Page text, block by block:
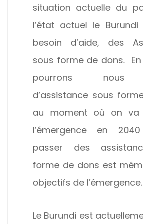
situation actuelle du
l’état actuel le
besoin d’aide, des
sous forme de dons.
pourrons nous
d’assistance sous
au moment où on va
l’émergence en
passer des
forme de dons est
objectifs de l’émergence.
Le Burundi est